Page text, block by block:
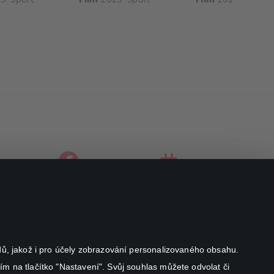
jakož i pro účely zobrazování personalizovaného obsahu.
na tlačítko "Nastavení". Svůj souhlas můžete odvolat či
facebookinstagram